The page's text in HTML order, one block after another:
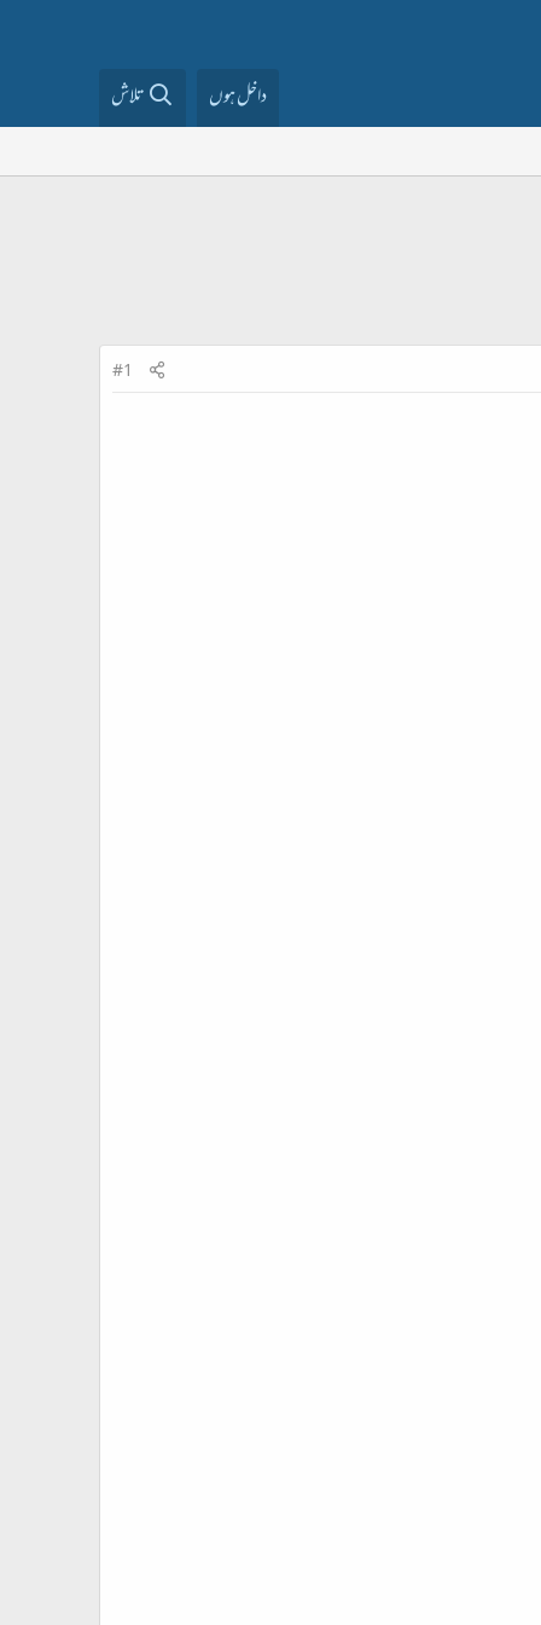
داخل ہوں تلاش
#1